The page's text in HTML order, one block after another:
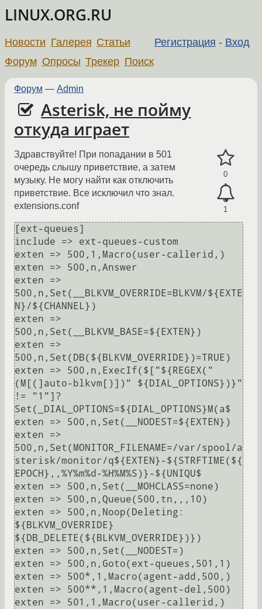
LINUX.ORG.RU
Регистрация - Вход
Новости Галерея Статьи
Форум Опросы Трекер Поиск
Форум — Admin
Asterisk, не пойму
откуда играет
0
1
Здравствуйте! При попадании в 501
очередь слышу приветствие, а затем
музыку. Не могу найти как отключить
приветствие. Все исключил что знал.
extensions.conf
[ext-queues]
include => ext-queues-custom
exten => 500,1,Macro(user-callerid,)
exten => 500,n,Answer
exten =>
500,n,Set(__BLKVM_OVERRIDE=BLKVM/${EXTE
N}/${CHANNEL})
exten =>
500,n,Set(__BLKVM_BASE=${EXTEN})
exten =>
500,n,Set(DB(${BLKVM_OVERRIDE})=TRUE)
exten => 500,n,ExecIf($["${REGEX("
(M[(]auto-blkvm[)])" ${DIAL_OPTIONS})}"
!= "1"]?
Set(_DIAL_OPTIONS=${DIAL_OPTIONS}M(a$
exten => 500,n,Set(__NODEST=${EXTEN})
exten =>
500,n,Set(MONITOR_FILENAME=/var/spool/a
sterisk/monitor/q${EXTEN}-${STRFTIME(${
EPOCH},,%Y%m%d-%H%M%S)}-${UNIQU$
exten => 500,n,Set(__MOHCLASS=none)
exten => 500,n,Queue(500,tn,,,10)
exten => 500,n,Noop(Deleting:
${BLKVM_OVERRIDE}
${DB_DELETE(${BLKVM_OVERRIDE})})
exten => 500,n,Set(__NODEST=)
exten => 500,n,Goto(ext-queues,501,1)
exten => 500*,1,Macro(agent-add,500,)
exten => 500**,1,Macro(agent-del,500)
exten => 501,1,Macro(user-callerid,)